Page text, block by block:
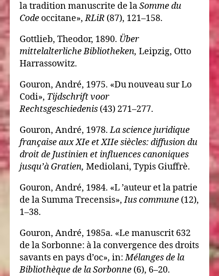
la tradition manuscrite de laSomme du
Code occitane»,RLiR (87), 121–158.
Gottlieb, Theodor, 1890. Über
mittelalterliche Bibliotheken, Leipzig, Otto
Harrassowitz.
Gouron, André, 1975. «Du nouveau sur Lo
Codi», Tijdschrift voor
Rechtsgeschiedenis (43) 271–277.
Gouron, André, 1978.La science juridique
française aux XIe et XIIe siècles: diffusion du
droit de Justinien et influences canoniques
jusqu’à Gratien, Mediolani, Typis Giuffrè.
Gouron, André, 1984. «L ’auteur et la patrie
de la Summa Trecensis»,Ius commune (12),
1–38.
Gouron, André, 1985a. «Le manuscrit 632
de la Sorbonne: à la convergence des droits
savants en pays d’oc», in:Mélanges de la
Bibliothèque de la Sorbonne (6), 6–20.